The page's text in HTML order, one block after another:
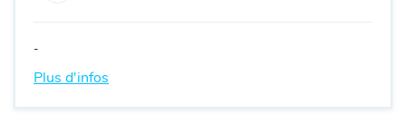
-
Plus d'infos